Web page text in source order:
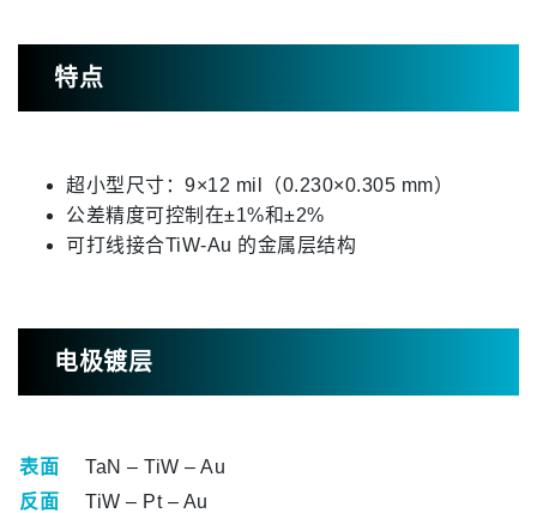
特点
超小型尺寸：9×12 mil（0.230×0.305 mm）
公差精度可控制在±1%和±2%
可打线接合TiW-Au 的金属层结构
电极镀层
表面
TaN – TiW – Au
反面
TiW – Pt – Au